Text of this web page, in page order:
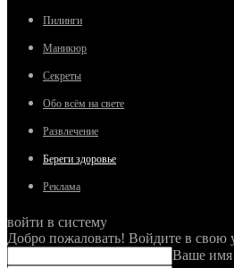
Пилинги
Маникюр
Секреты
Обо всём на свете
Развлечение
Береги здоровье
Реклама
войти в систему
Добро пожаловать! Войдите в свою
Ваше имя